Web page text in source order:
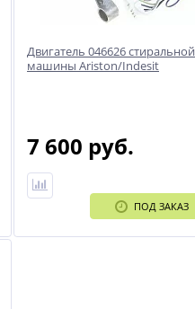
Двигатель 046626 стиральной
машины Ariston/Indesit
7 600 руб.
ПОД ЗАКАЗ